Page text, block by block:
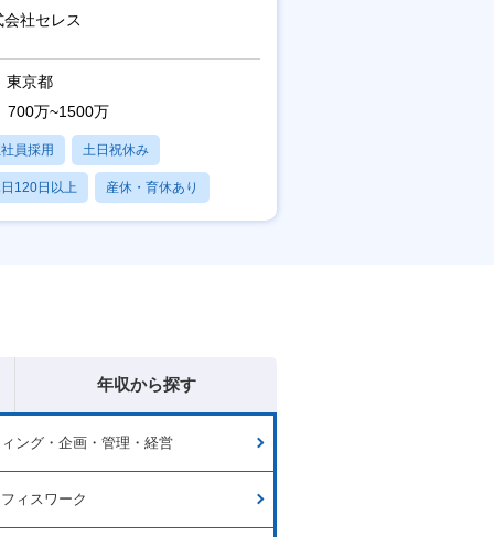
会社セレス
東京都
700万~1500万
員採用 土日祝休み
120日以上 産休・育休あり
あり
年収から探す
ング・企画・管理・経営
ィスワーク